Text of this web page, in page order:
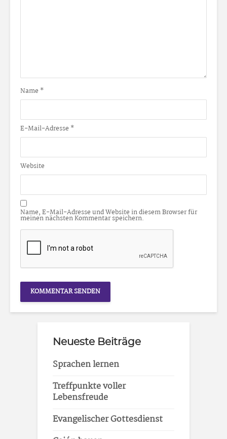
Name *
E-Mail-Adresse *
Website
Name, E-Mail-Adresse und Website in diesem Browser für
meinen nächsten Kommentar speichern.
Neueste Beiträge
Sprachen lernen
Treffpunkte voller
Lebensfreude
Evangelischer Gottesdienst